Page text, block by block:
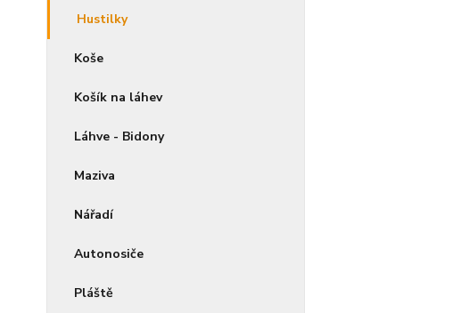
Hustilky
Koše
Košík na láhev
Láhve - Bidony
Maziva
Nářadí
Autonosiče
Pláště